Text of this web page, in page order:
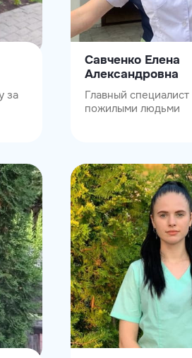
за
Савченко Елена
Александровна
Главный
пожилыми людьми